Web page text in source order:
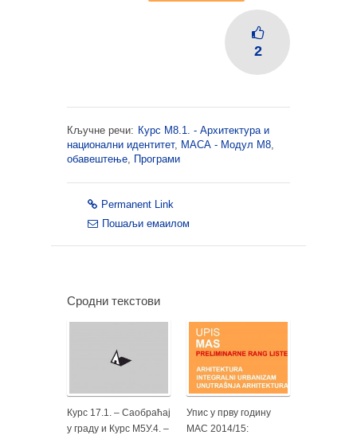
2
Кључне речи: Курс М8.1. - Архитектура и
национални идентитет, МАСА - Модул М8,
обавештење, Програми
Permanent Link
Пошаљи емаилом
Сродни текстови
Курс 17.1. – Саобраћај
у граду и Курс М5У.4. –
Упис у прву годину
МАС 2014/15: